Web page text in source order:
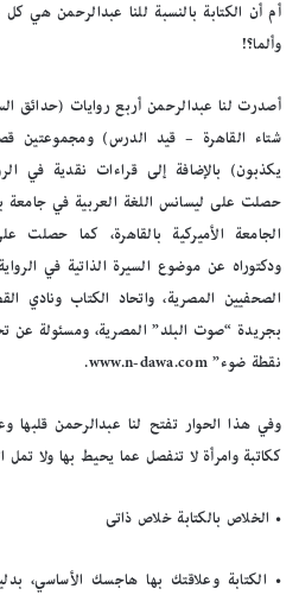
أم أن الكتابة بالنسبة للنا عبدالرحمن هي
وألما؟!
أصدرت لنا عبدالرحمن أربع روايات (حدائق
شتاء القاهرة – قيد الدرس) ومجموعتين
يكذبون) بالإضافة إلى قراءات نقدية في
حصلت على ليسانس اللغة العربية في جامعة
الجامعة الأميركية بالقاهرة، كما حصلت
ودكتوراه عن موضوع السيرة الذاتية في
الصحفيين المصرية، واتحاد الكتاب ونادي
بجريدة “صوت البلد” المصرية، ومسئولة عن
نقطة ضوء” www.n-dawa.com.
وفي هذا الحوار تفتح لنا عبدالرحمن قلبها
ككاتبة وامرأة لا تنفصل عما يحيط بها ولا تمل
• الخلاص بالكتابة خلاص ذاتى
• الكتابة وعلاقتك بها هاجسك الأساسي،